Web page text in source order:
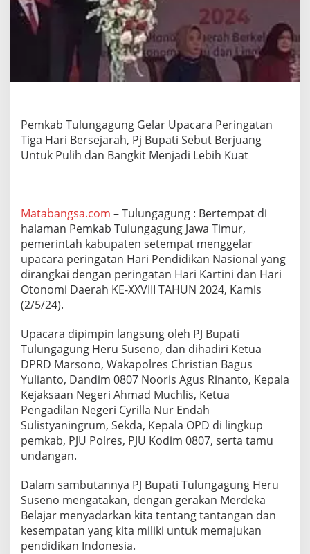
l
a
r
U
p
a
c
P
e
r
t
a
n
T
g
a
r
i
B
e
r
s
e
j
a
r
,
P
B
u
p
Pemkab Tulungagung Gelar Upacara Peringatan
Tiga Hari Bersejarah, Pj Bupati Sebut Berjuang
Untuk Pulih dan Bangkit Menjadi Lebih Kuat
Matabangsa.com – Tulungagung : Bertempat di
halaman Pemkab Tulungagung Jawa Timur,
pemerintah kabupaten setempat menggelar
upacara peringatan Hari Pendidikan Nasional yang
dirangkai dengan peringatan Hari Kartini dan Hari
Otonomi Daerah KE-XXVIII TAHUN 2024, Kamis
(2/5/24).
Upacara dipimpin langsung oleh PJ Bupati
Tulungagung Heru Suseno, dan dihadiri Ketua
DPRD Marsono, Wakapolres Christian Bagus
Yulianto, Dandim 0807 Nooris Agus Rinanto, Kepala
Kejaksaan Negeri Ahmad Muchlis, Ketua
Pengadilan Negeri Cyrilla Nur Endah
Sulistyaningrum, Sekda, Kepala OPD di lingkup
pemkab, PJU Polres, PJU Kodim 0807, serta tamu
undangan.
Dalam sambutannya PJ Bupati Tulungagung Heru
Suseno mengatakan, dengan gerakan Merdeka
Belajar menyadarkan kita tentang tantangan dan
kesempatan yang kita miliki untuk memajukan
pendidikan Indonesia.